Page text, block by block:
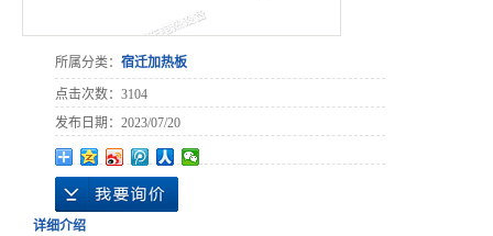
所属分类： 宿迁加热板
点击次数： 3104
发布日期： 2023/07/20
详细介绍